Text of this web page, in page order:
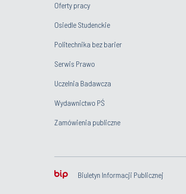
Oferty pracy
Osiedle Studenckie
Politechnika bez barier
Serwis Prawo
Uczelnia Badawcza
Wydawnictwo PŚ
Zamówienia publiczne
Biuletyn Informacji Publicznej